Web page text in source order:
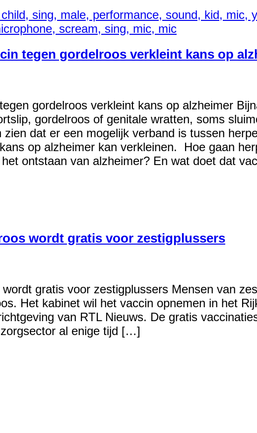
tegen gordelroos verkleint kans op
gordelroos verkleint kans op alzheimer
gordelroos of genitale wratten, soms
dat er een mogelijk verband is tussen
op alzheimer kan verkleinen. Hoe gaan
ontstaan van alzheimer? En wat doet dat
wordt gratis voor zestigplussers
gratis voor zestigplussers Mensen van
Het kabinet wil het vaccin opnemen in het
van RTL Nieuws. De gratis
al enige tijd […]